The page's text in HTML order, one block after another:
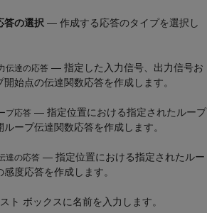
答の選択 — 作成する応答のタイプを選択し
伝達の応答 — 指定した入力信号、出力信号お
開始点の伝達関数応答を作成します。
プ応答 — 指定位置における指定されたループ
ループ伝達関数応答を作成します。
達の応答 — 指定位置における指定されたルー
感度応答を作成します。
ト ボックスに名前を入力します。